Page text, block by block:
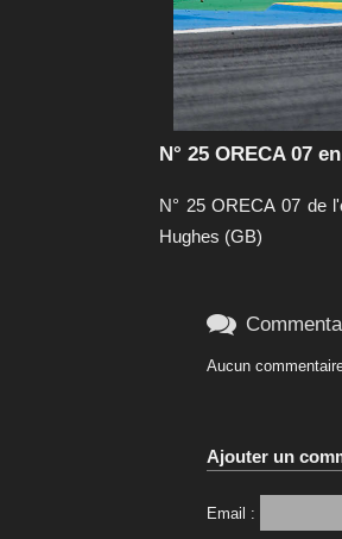
N° 25 ORECA 07
N° 25 ORECA 07 de
Hughes (GB)

Aucun
Ajouter un
Email :